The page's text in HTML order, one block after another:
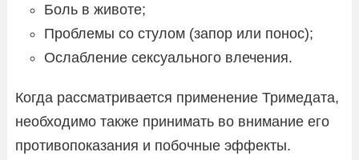
Боль в животе;
Проблемы со стулом (запор или понос);
Ослабление сексуального влечения.
Когда рассматривается применение Тримедата,
необходимо также принимать во внимание его
противопоказания и побочные эффекты.